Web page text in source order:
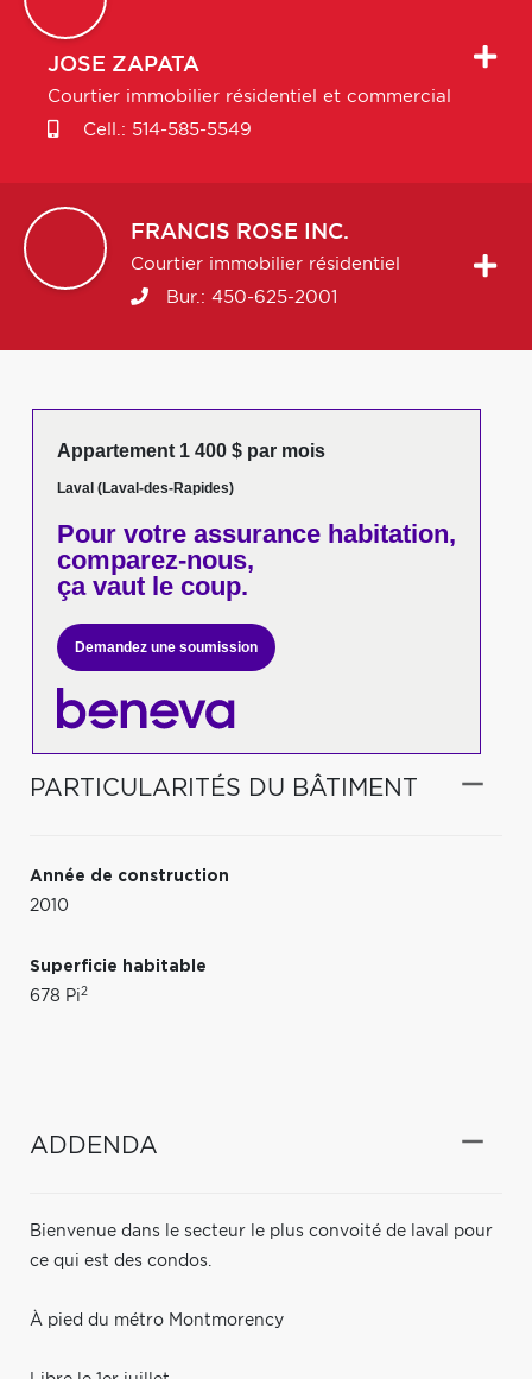
JOSE ZAPATA
Courtier immobilier résidentiel et commercial
Cell.: 514-585-5549
FRANCIS ROSE INC.
Courtier immobilier résidentiel
Bur.: 450-625-2001
Appartement 1 400 $ par mois
Laval (Laval-des-Rapides)
Pour votreassurance habitation,
comparez-nous,
ça vaut le coup.
Demandez une soumission
PARTICULARITÉS DU BÂTIMENT
Année de construction
2010
Superficie habitable
678 Pi2
ADDENDA
Bienvenue dans le secteur le plus convoité de laval pour
ce qui est des condos.
À pied du métro Montmorency